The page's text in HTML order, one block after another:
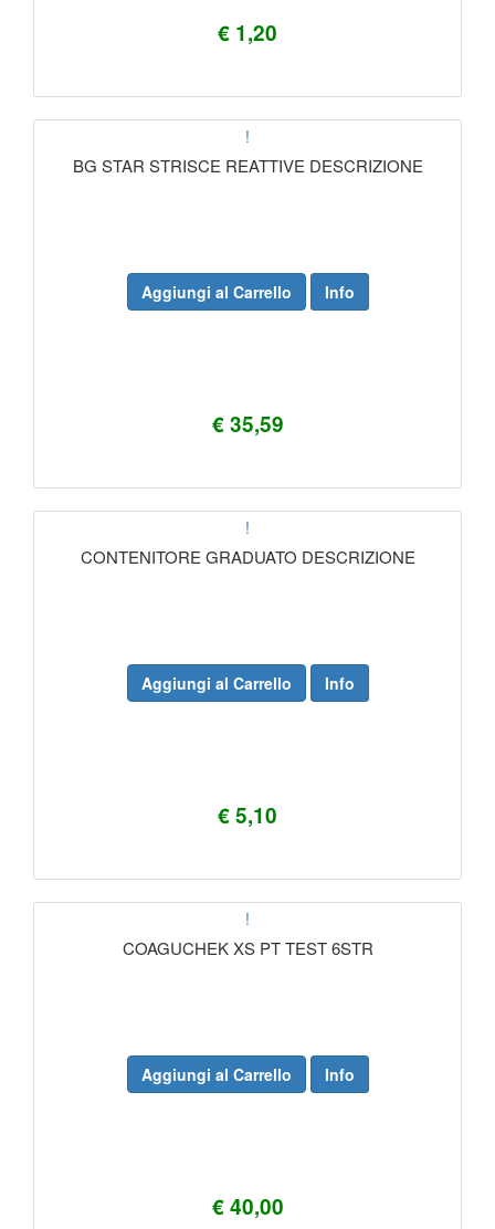
€ 1,20
!
BG STAR STRISCE REATTIVE DESCRIZIONE
€ 35,59
Aggiungi al Carrello Info
!
CONTENITORE GRADUATO DESCRIZIONE
€ 5,10
Aggiungi al Carrello Info
!
COAGUCHEK XS PT TEST 6STR
€ 40,00
Aggiungi al Carrello Info